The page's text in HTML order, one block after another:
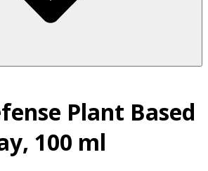
Plant Based
100 ml